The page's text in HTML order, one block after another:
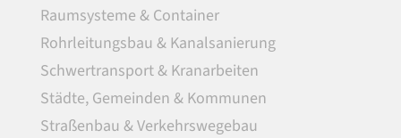
Raumsysteme & Container
Rohrleitungsbau & Kanalsanierung
Schwertransport & Kranarbeiten
Städte, Gemeinden & Kommunen
Straßenbau & Verkehrswegebau